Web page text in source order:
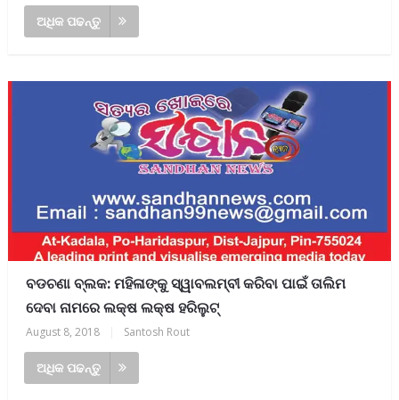
ଅଧିକ ପଢନ୍ତୁ
ବଡଚଣା ବ୍ଲକ: ମହିଳାଙ୍କୁ ସ୍ୱାବଲମ୍ବୀ କରିବା ପାଇଁ ତାଲିମ
ଦେବା ନାମରେ ଲକ୍ଷ ଲକ୍ଷ ହରିଲୁଟ୍
August 8, 2018 Santosh Rout
ଅଧିକ ପଢନ୍ତୁ